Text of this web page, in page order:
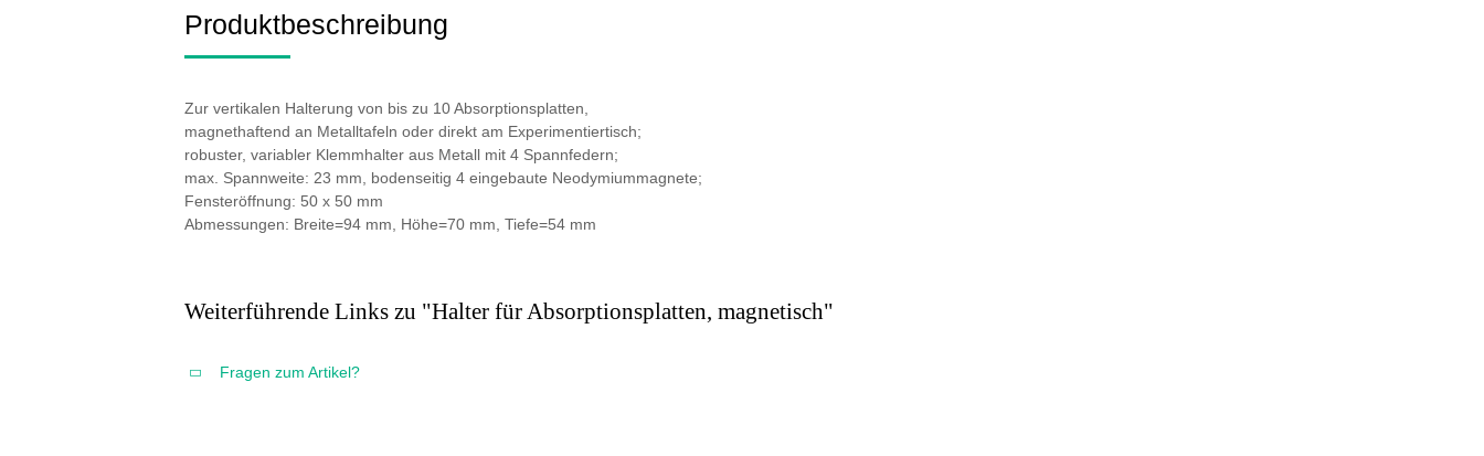
Produktbeschreibung
Zur vertikalen Halterung von bis zu 10 Absorptionsplatten,
magnethaftend an Metalltafeln oder direkt am Experimentiertisch;
robuster, variabler Klemmhalter aus Metall mit 4 Spannfedern;
max. Spannweite: 23 mm, bodenseitig 4 eingebaute Neodymiummagnete;
Fensteröffnung: 50 x 50 mm
Abmessungen: Breite=94 mm, Höhe=70 mm, Tiefe=54 mm
Weiterführende Links zu "Halter für Absorptionsplatten, magnetisch"
Fragen zum Artikel?